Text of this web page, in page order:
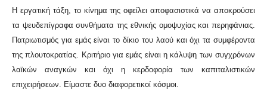
Η εργατική τάξη, το κίνημα της οφείλει αποφασιστικά να αποκρούσει
τα ψευδεπίγραφα συνθήματα της εθνικής ομοψυχίας και περηφάνιας.
Πατριωτισμός για εμάς είναι το δίκιο του λαού και όχι τα συμφέροντα
της πλουτοκρατίας. Κριτήριο για εμάς είναι η κάλυψη των συγχρόνων
λαϊκών αναγκών και όχι η κερδοφορία των καπιταλιστικών
επιχειρήσεων. Είμαστε δυο διαφορετικοί κόσμοι.